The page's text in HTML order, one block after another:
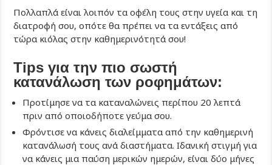
Πολλαπλά είναι λοιπόν τα οφέλη τους στην υγεία και τη
διατροφή σου, οπότε θα πρέπει να τα εντάξεις από
τώρα κιόλας στην καθημερινότητά σου!
Tips για την πιο σωστή
κατανάλωση των ροφημάτων:
Προτίμησε να τα καταναλώνεις περίπου 20 λεπτά
πριν από οποιοδήποτε γεύμα σου.
Φρόντισε να κάνεις διαλείμματα από την καθημερινή
κατανάλωσή τους ανά διαστήματα. Ιδανική στιγμή για
να κάνεις μια παύση μερικών ημερών, είναι δύο μήνες